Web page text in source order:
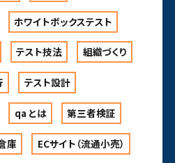
ホワイトボックステスト
テスト技法 組織づくり
テスト設計
qa とは 第三者検証
庫 ECサイト（流通小売）